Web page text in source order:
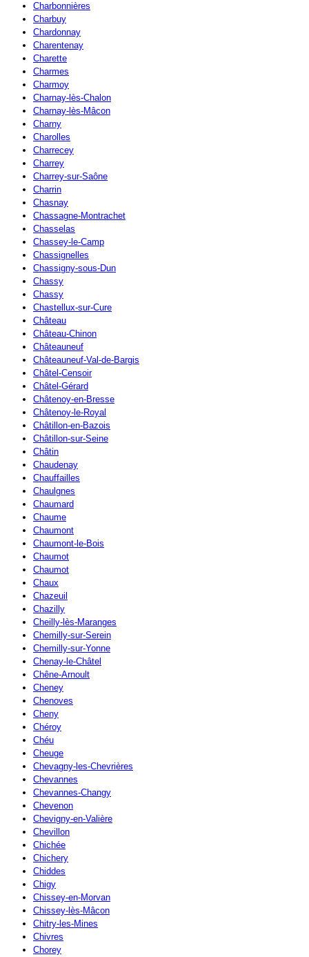
Charbonnières
Charbuy
Chardonnay
Charentenay
Charette
Charmes
Charmoy
Charnay-lès-Chalon
Charnay-lès-Mâcon
Charny
Charolles
Charrecey
Charrey
Charrey-sur-Saône
Charrin
Chasnay
Chassagne-Montrachet
Chasselas
Chassey-le-Camp
Chassignelles
Chassigny-sous-Dun
Chassy
Chassy
Chastellux-sur-Cure
Château
Château-Chinon
Châteauneuf
Châteauneuf-Val-de-Bargis
Châtel-Censoir
Châtel-Gérard
Châtenoy-en-Bresse
Châtenoy-le-Royal
Châtillon-en-Bazois
Châtillon-sur-Seine
Châtin
Chaudenay
Chauffailles
Chaulgnes
Chaumard
Chaume
Chaumont
Chaumont-le-Bois
Chaumot
Chaumot
Chaux
Chazeuil
Chazilly
Cheilly-lès-Maranges
Chemilly-sur-Serein
Chemilly-sur-Yonne
Chenay-le-Châtel
Chêne-Arnoult
Cheney
Chenoves
Cheny
Chéroy
Chéu
Cheuge
Chevagny-les-Chevrières
Chevannes
Chevannes-Changy
Chevenon
Chevigny-en-Valière
Chevillon
Chichée
Chichery
Chiddes
Chigy
Chissey-en-Morvan
Chissey-lès-Mâcon
Chitry-les-Mines
Chivres
Chorey